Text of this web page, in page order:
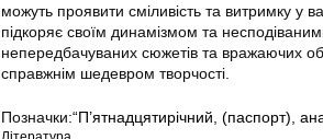
можуть проявити сміливість та витримку у
підкоряє своїм динамізмом та
непередбачуваних сюжетів та вражаючих
справжнім шедевром творчості.
Позначки:“П’ятнадцятирічний (паспорт)